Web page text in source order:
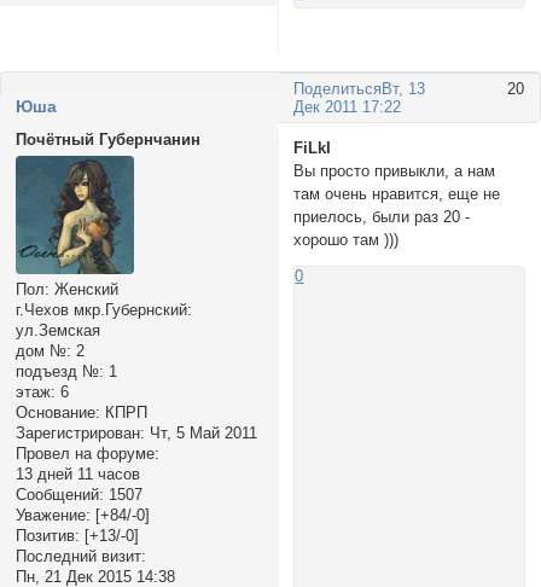
Поделиться 20
Вт, 13
Дек 2011 17:22
Юша
Почётный Губернчанин
Пол: Женский
г.Чехов мкр.Губернский:
ул.Земская
дом №: 2
подъезд №: 1
этаж: 6
Основание: КПРП
Зарегистрирован: Чт, 5 Май 2011
Провел на форуме:
13 дней 11 часов
Сообщений: 1507
Уважение: [+84/-0]
Позитив: [+13/-0]
Последний визит:
Пн, 21 Дек 2015 14:38
FiLkI
Вы просто привыкли, а нам
там очень нравится, еще не
приелось, были раз 20 -
хорошо там )))
0